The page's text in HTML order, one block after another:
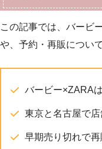
この記事では、バービ
や、予約・再販につい
バービー×ZARA
東京と名古屋で店
早期売り切れで